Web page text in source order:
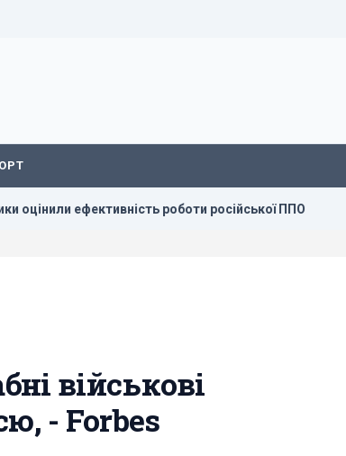
роботи російської ППО Україна
військові
- Forbes